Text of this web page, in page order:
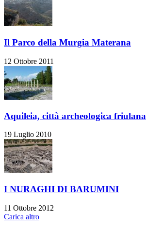
Il Parco della Murgia Materana
12 Ottobre 2011
Aquileia, città archeologica friulana
19 Luglio 2010
I NURAGHI DI BARUMINI
11 Ottobre 2012
Carica altro